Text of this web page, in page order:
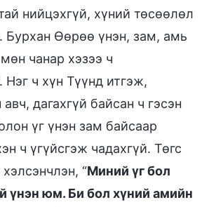
нийцэхгүй, хүний төсөөлөл
Өөрөө үнэн, зам, амь
чанар хэзээ ч
Нэг ч хүн Түүнд итгэж,
дагахгүй байсан ч гэсэн
үг үнэн зам байсаар
ч үгүйсгэж чадахгүй. Төгс
“Миний үг бол
үнэн юм. Би бол хүний амийн